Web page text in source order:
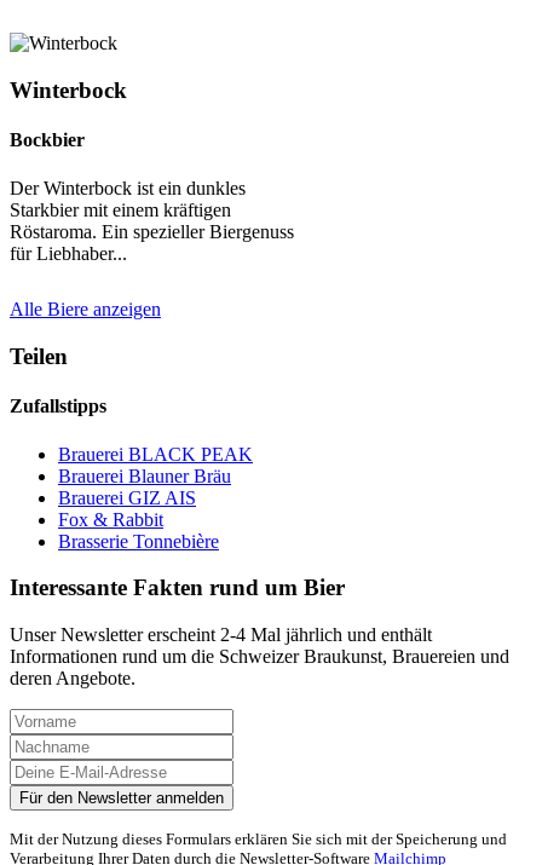
Winterbock
Bockbier
Der Winterbock ist ein dunkles
Starkbier mit einem kräftigen
Röstaroma. Ein spezieller Biergenuss
für Liebhaber...
Alle Biere anzeigen
Teilen
Zufallstipps
Brauerei BLACK PEAK
Brauerei Blauner Bräu
Brauerei GIZ AIS
Fox & Rabbit
Brasserie Tonnebière
Interessante Fakten rund um Bier
Unser Newsletter erscheint 2-4 Mal jährlich und enthält
Informationen rund um die Schweizer Braukunst, Brauereien und
deren Angebote.
Mit der Nutzung dieses Formulars erklären Sie sich mit der Speicherung und
Verarbeitung Ihrer Daten durch die Newsletter-Software Mailchimp